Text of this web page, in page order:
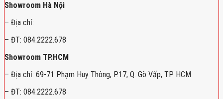
Showroom Hà Nội
– Địa chỉ:
– ĐT: 084.2222.678
Showroom TP.HCM
– Địa chỉ: 69-71 Phạm Huy Thông, P.17, Q. Gò Vấp, TP HCM
– ĐT: 084.2222.678